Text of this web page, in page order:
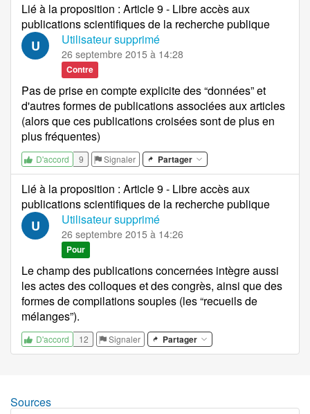
Lié à la proposition : Article 9 - Libre accès aux
publications scientifiques de la recherche publique
U Utilisateur supprimé
26 septembre 2015 à 14:28
Contre
Pas de prise en compte explicite des “données” et
d'autres formes de publications associées aux articles
(alors que ces publications croisées sont de plus en
plus fréquentes)
D'accord 9 Signaler Partager
Lié à la proposition : Article 9 - Libre accès aux
publications scientifiques de la recherche publique
U Utilisateur supprimé
26 septembre 2015 à 14:26
Pour
Le champ des publications concernées intègre aussi
les actes des colloques et des congrès, ainsi que des
formes de compilations souples (les “recueils de
mélanges”).
D'accord 12 Signaler Partager
Sources